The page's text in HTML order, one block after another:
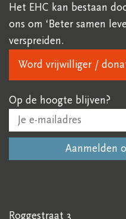
Het EHC kan bestaan
ons om ‘Beter samen
verspreiden.
Word vrijwilliger /
Op de hoogte blijven?
Roggestraat 3